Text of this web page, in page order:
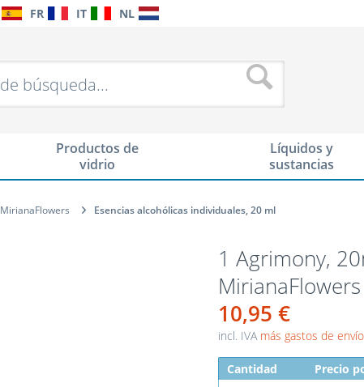
FR IT NL
Productos de
vidrio
Líquidos y
sustancias
MirianaFlowers Esencias alcohólicas individuales, 20 ml
1 Agrimony,
MirianaFlowers
10,95 €
incl. IVA más gastos de envío
Cantidad Precio